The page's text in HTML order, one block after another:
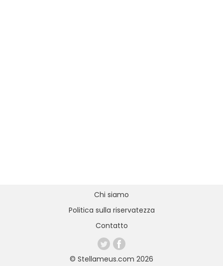
© Stellameus.com 2026
Chi siamo
Politica sulla riservatezza
Contatto